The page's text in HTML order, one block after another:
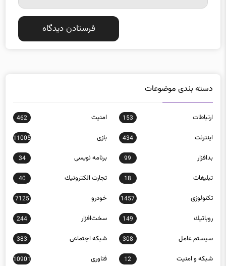
دسته بندی موضوعات
ارتباطات 153 امنيت 462
اينترنت 434 بازی 11005
بدافزار 99 برنامه نويسی 34
تبلیغات 18 تجارت الكترونيك 40
تکنولوژی 1457 خودرو 7125
روباتيك 149 سخت‌افزار 244
سيستم عامل 308 شبكه اجتماعی 383
شبكه و امنيت 12 فناوری 10901